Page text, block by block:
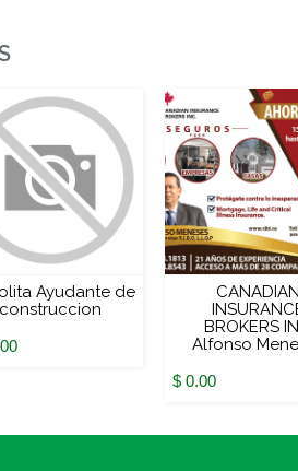
Ayudante de
construccion
CANADIAN
BROKERS
Alfonso
$ 0.00